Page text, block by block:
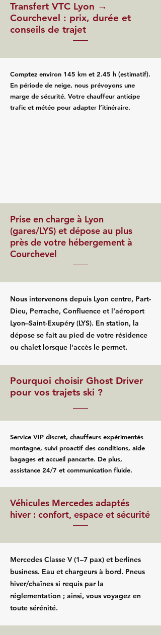
Transfert VTC Lyon →
Courchevel : prix, durée et
conseils de trajet
Comptez environ 145 km et 2.45 h (estimatif).
En période de neige, nous prévoyons une
marge de sécurité. Votre chauffeur anticipe
trafic et météo pour adapter l’itinéraire.
Prise en charge à Lyon
(gares/LYS) et dépose au plus
près de votre hébergement à
Courchevel
Nous intervenons depuis Lyon centre, Part-
Dieu, Perrache, Confluence et l’aéroport
Lyon–Saint-Exupéry (LYS). En station, la
dépose se fait au pied de votre résidence
ou chalet lorsque l’accès le permet.
Pourquoi choisir Ghost Driver
pour vos trajets ski ?
Service VIP discret, chauffeurs expérimentés
montagne, suivi proactif des conditions, aide
bagages et accueil pancarte. De plus,
assistance 24/7 et communication fluide.
Véhicules Mercedes adaptés
hiver : confort, espace et sécurité
Mercedes Classe V (1–7 pax) et berlines
business. Eau et chargeurs à bord. Pneus
hiver/chaînes si requis par la
réglementation ; ainsi, vous voyagez en
toute sérénité.